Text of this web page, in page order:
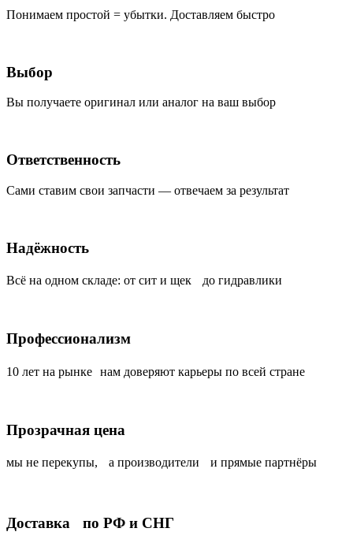
Понимаем простой = убытки. Доставляем быстро
Выбор
Вы получаете оригинал или аналог на ваш выбор
Ответственность
Сами ставим свои запчасти — отвечаем за результат
Надёжность
Всё на одном складе: от сит и щек до гидравлики
Профессионализм
10 лет на рынке нам доверяют карьеры по всей стране
Прозрачная цена
мы не перекупы, а производители и прямые партнёры
Доставка по РФ и СНГ